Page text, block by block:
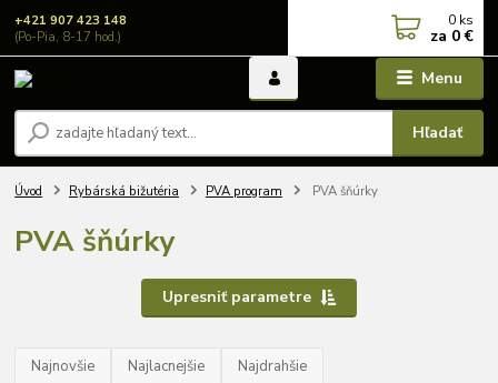
Menu
Hľadať
+421 907 423 148
(Po-Pia, 8-17 hod.)
0 ks
za 0 €
Úvod Rybárská bižutéria PVA program PVA šňúrky
PVA šňúrky
Upresniť parametre
Najnovšie Najlacnejšie Najdrahšie